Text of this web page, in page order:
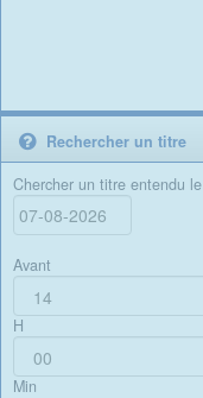
Rechercher un titre
Chercher un titre entendu le
Avant
H
Min